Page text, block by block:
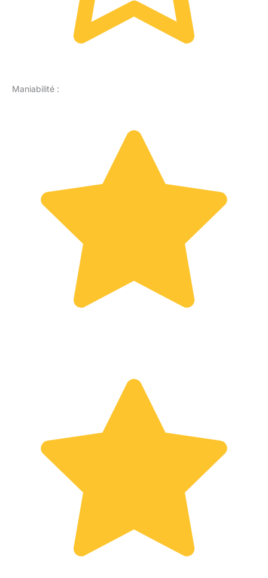
Maniabilité :